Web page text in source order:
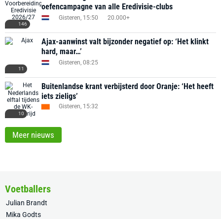
146
oefencampagne van alle Eredivisie-clubs
Gisteren, 15:50 20.000+
11
Ajax-aanwinst valt bijzonder negatief op: ‘Het klinkt
hard, maar…’
Gisteren, 08:25
10
Buitenlandse krant verbijsterd door Oranje: ‘Het heeft
iets zieligs’
Gisteren, 15:32
Meer nieuws
Voetballers
Julian Brandt
Mika Godts